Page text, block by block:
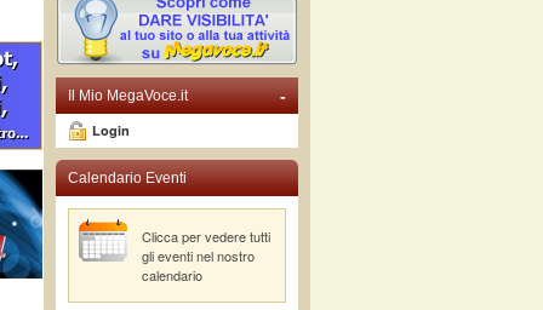
-
Il Mio MegaVoce.it
Login
Calendario Eventi
Clicca per vedere tutti
gli eventi nel nostro
calendario